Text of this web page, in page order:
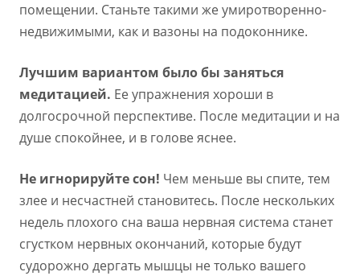
помещении. Станьте такими же умиротворенно-
недвижимыми, как и вазоны на подоконнике.
Лучшим вариантом было бы заняться
медитацией. Ее упражнения хороши в
долгосрочной перспективе. После медитации и на
душе спокойнее, и в голове яснее.
Не игнорируйте сон! Чем меньше вы спите, тем
злее и несчастней становитесь. После нескольких
недель плохого сна ваша нервная система станет
сгустком нервных окончаний, которые будут
судорожно дергать мышцы не только вашего